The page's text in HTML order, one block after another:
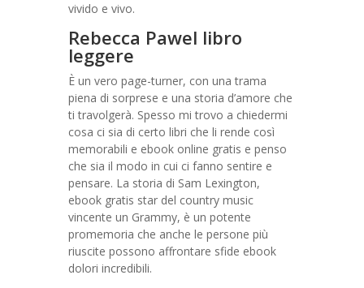
vivido e vivo.
Rebecca Pawel libro
leggere
È un vero page-turner, con una trama
piena di sorprese e una storia d’amore che
ti travolgerà. Spesso mi trovo a chiedermi
cosa ci sia di certo libri che li rende così
memorabili e ebook online gratis e penso
che sia il modo in cui ci fanno sentire e
pensare. La storia di Sam Lexington,
ebook gratis star del country music
vincente un Grammy, è un potente
promemoria che anche le persone più
riuscite possono affrontare sfide ebook
dolori incredibili.